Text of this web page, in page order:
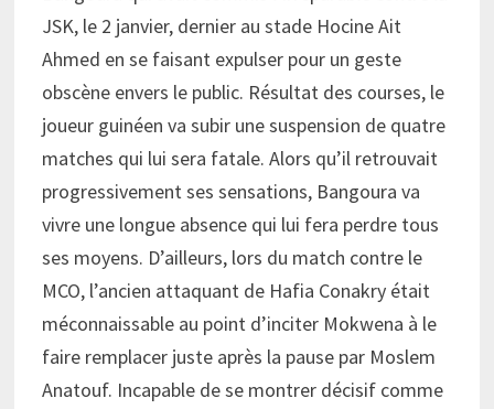
JSK, le 2 janvier, dernier au stade Hocine Ait
Ahmed en se faisant expulser pour un geste
obscène envers le public. Résultat des courses, le
joueur guinéen va subir une suspension de quatre
matches qui lui sera fatale. Alors qu’il retrouvait
progressivement ses sensations, Bangoura va
vivre une longue absence qui lui fera perdre tous
ses moyens. D’ailleurs, lors du match contre le
MCO, l’ancien attaquant de Hafia Conakry était
méconnaissable au point d’inciter Mokwena à le
faire remplacer juste après la pause par Moslem
Anatouf. Incapable de se montrer décisif comme